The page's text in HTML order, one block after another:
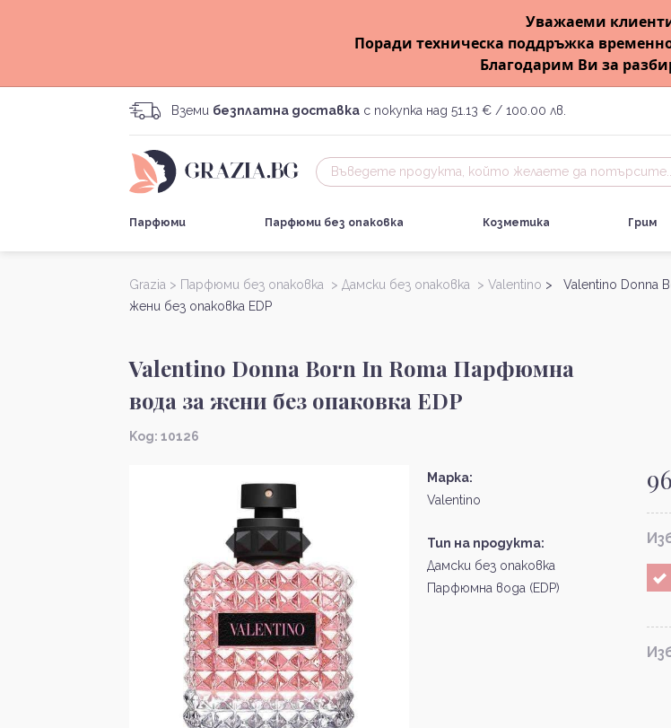
Уважаеми
Поради техническа поддръжка
Благодарим Ви за
Вземи безплатна доставка с покупка над 51.13 € / 100.00 лв.
Парфюми Парфюми без опаковка Козметика Грим
Grazia > Парфюми без опаковка > Дамски без опаковка > Valentino > Valentino Donna
жени без опаковка EDP
Valentino Donna Born In Roma Парфюмна
вода за жени без опаковка EDP
Kод: 10126
Марка:
Valentino
Тип на продукта:
Дамски без опаковка
Парфюмна вода (EDP)